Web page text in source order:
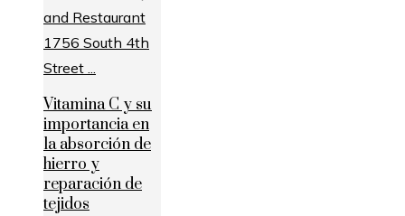
Vitamina C y su
importancia en
la absorción de
hierro y
reparación de
tejidos